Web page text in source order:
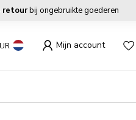
retourbij ongebruikte goederen
Mijn account